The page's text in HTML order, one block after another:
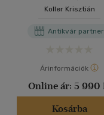
megteremtéséhez és
Koller Krisztián
Antikvár partner
Árinformációk
Online ár: 5 990
Kosárba